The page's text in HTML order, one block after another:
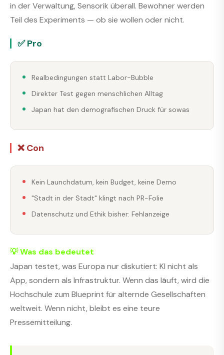
in der Verwaltung, Sensorik überall. Bewohner werden
Teil des Experiments — ob sie wollen oder nicht.
✅ Pro
Realbedingungen statt Labor-Bubble
Direkter Test gegen menschlichen Alltag
Japan hat den demografischen Druck für sowas
❌ Con
Kein Launchdatum, kein Budget, keine Demo
"Stadt in der Stadt" klingt nach PR-Folie
Datenschutz und Ethik bisher: Fehlanzeige
💡 Was das bedeutet
Japan testet, was Europa nur diskutiert: KI nicht als
App, sondern als Infrastruktur. Wenn das läuft, wird die
Hochschule zum Blueprint für alternde Gesellschaften
weltweit. Wenn nicht, bleibt es eine teure
Pressemitteilung.